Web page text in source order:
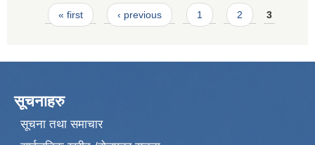
Pages
« first ‹ previous 1 2 3
सूचनाहरु
सूचना तथा समाचार